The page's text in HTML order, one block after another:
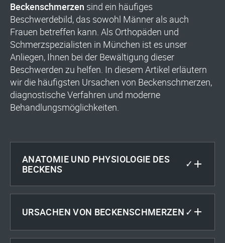
Beckenschmerzen sind ein häufiges
Beschwerdebild, das sowohl Männer als auch
Frauen betreffen kann. Als Orthopäden und
Schmerzspezialisten in München ist es unser
Anliegen, Ihnen bei der Bewältigung dieser
Beschwerden zu helfen. In diesem Artikel erläutern
wir die häufigsten Ursachen von Beckenschmerzen,
diagnostische Verfahren und moderne
Behandlungsmöglichkeiten.
ANATOMIE UND PHYSIOLOGIE DES
BECKENS
✓
URSACHEN VON BECKENSCHMERZEN ✓